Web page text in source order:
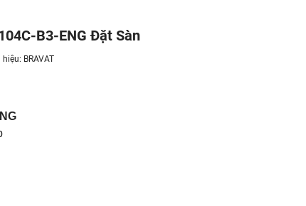
B3-ENG Đặt Sàn
hiệu: BRAVAT